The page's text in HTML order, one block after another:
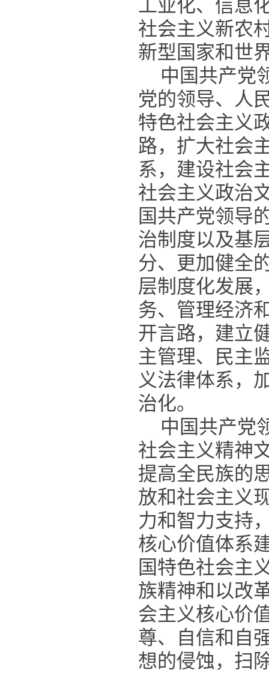
工业化、信息
社会主义新农
新型国家和世
中国共产党
党的领导、人
特色社会主义
路，扩大社会
系，建设社会
社会主义政治
国共产党领导
治制度以及基
分、更加健全
层制度化发展
务、管理经济
开言路，建立
主管理、民主
义法律体系，
治化。
中国共产党
社会主义精神
提高全民族的
放和社会主义
力和智力支持
核心价值体系
国特色社会主
族精神和以改
会主义核心价
尊、自信和自
想的侵蚀，扫